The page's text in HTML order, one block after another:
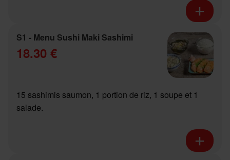
S1 - Menu Sushi Maki Sashimi
18.30 €
15 sashimis saumon, 1 portion de riz, 1 soupe et 1
salade.